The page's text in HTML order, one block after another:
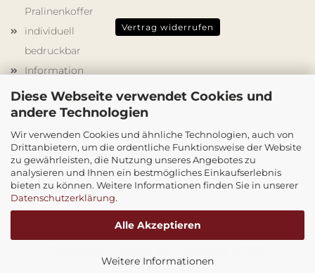
Diese Webseite verwendet Cookies und
andere Technologien
Wir verwenden Cookies und ähnliche Technologien, auch von
Drittanbietern, um die ordentliche Funktionsweise der Website
zu gewährleisten, die Nutzung unseres Angebotes zu
analysieren und Ihnen ein bestmögliches Einkaufserlebnis
bieten zu können. Weitere Informationen finden Sie in unserer
Datenschutzerklärung.
Alle Akzeptieren
Weitere Informationen
Pralinenkoffer
individuell
bedruckbar
Information
Werbegeschenke
Schokoladenformen
Holzkisten
mit Druck
Cookie
Einstellungen
Vertrag widerrufen